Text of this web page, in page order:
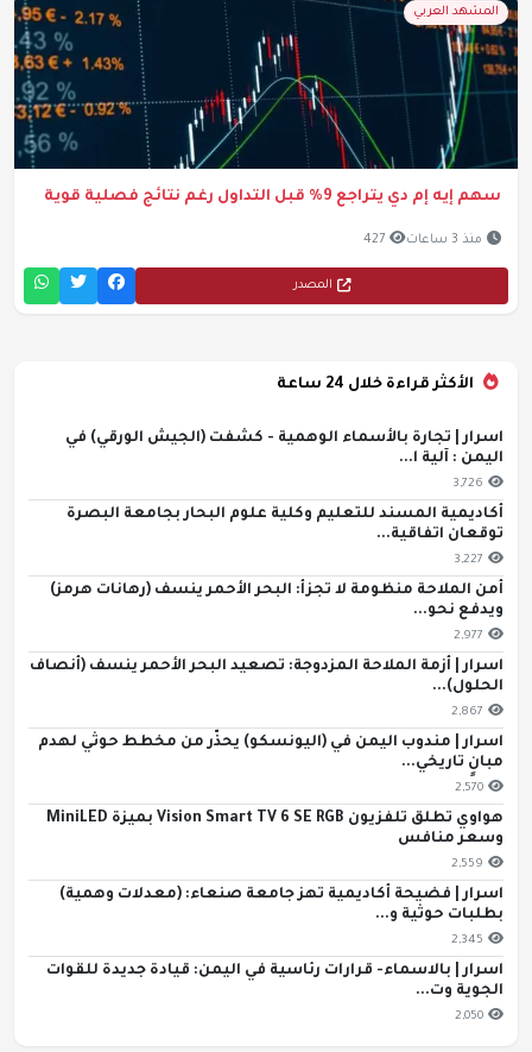
المشهد العربي
سهم إيه إم دي يتراجع 9% قبل التداول رغم نتائج فصلية قوية
منذ 3 ساعات 427
المصدر
الأكثر قراءة خلال 24 ساعة
اسرار | تجارة بالأسماء الوهمية - كشفت (الجيش الورقي) في
اليمن : آلية ا...
3,726
أكاديمية المسند للتعليم وكلية علوم البحار بجامعة البصرة
توقعان اتفاقية...
3,227
أمن الملاحة منظومة لا تجزأ: البحر الأحمر ينسف (رهانات هرمز)
ويدفع نحو...
2,977
اسرار | أزمة الملاحة المزدوجة: تصعيد البحر الأحمر ينسف (أنصاف
الحلول)...
2,867
اسرار | مندوب اليمن في (اليونسكو) يحذّر من مخطط حوثي لهدم
مبانٍ تاريخي...
2,570
هواوي تطلق تلفزيون Vision Smart TV 6 SE RGB بميزة MiniLED
وسعر منافس
2,559
اسرار | فضيحة أكاديمية تهز جامعة صنعاء: (معدلات وهمية)
بطلبات حوثية و...
2,345
اسرار | بالاسماء- قرارات رئاسية في اليمن: قيادة جديدة للقوات
الجوية وت...
2,050